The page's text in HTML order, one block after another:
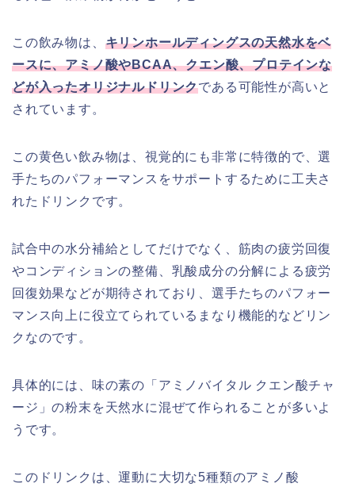
この飲み物は、 キリンホールディングスの天然水をベ
ースに、アミノ酸やBCAA、クエン酸、プロテインな
どが入ったオリジナルドリンクである可能性が高いと
されています。
この黄色い飲み物は、視覚的にも非常に特徴的で、選
手たちのパフォーマンスをサポートするために工夫さ
れたドリンクです。
試合中の水分補給としてだけでなく、筋肉の疲労回復
やコンディションの整備、乳酸成分の分解による疲労
回復効果などが期待されており、選手たちのパフォー
マンス向上に役立てられているまなり機能的などリン
クなのです。
具体的には、味の素の「アミノバイタル クエン酸チャ
ージ」の粉末を天然水に混ぜて作られることが多いよ
うです。
このドリンクは、運動に大切な5種類のアミノ酸